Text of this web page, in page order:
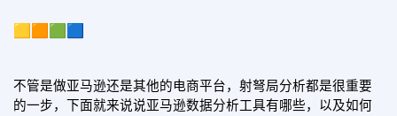
🟨🟧🟩🟦
不管是做亚马逊还是其他的电商平台，射弩局分析都是很重要
的一步，下面就来说说亚马逊数据分析工具有哪些，以及如何